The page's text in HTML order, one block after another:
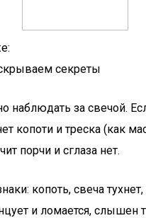
секреты
наблюдать за свечой.
копоти и треска (как
порчи и сглаза нет.
копоть, свеча
и ломается, слышен